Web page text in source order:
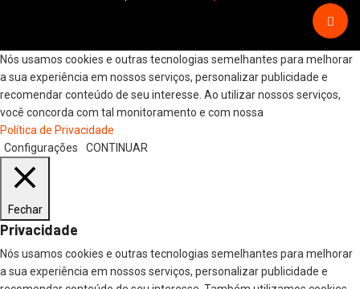
Nós usamos cookies e outras tecnologias semelhantes para melhorar
a sua experiência em nossos serviços, personalizar publicidade e
recomendar conteúdo de seu interesse. Ao utilizar nossos serviços,
você concorda com tal monitoramento e com nossa
Política de Privacidade
Configurações
CONTINUAR
Fechar
Privacidade
Nós usamos cookies e outras tecnologias semelhantes para melhorar
a sua experiência em nossos serviços, personalizar publicidade e